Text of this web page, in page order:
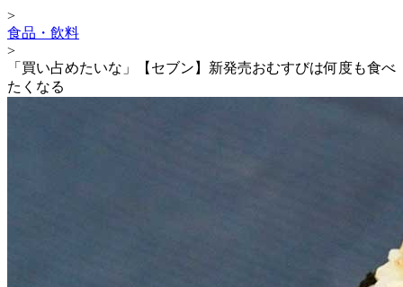
>
食品・飲料
>
「買い占めたいな」【セブン】新発売おむすびは何度も食べ
たくなる